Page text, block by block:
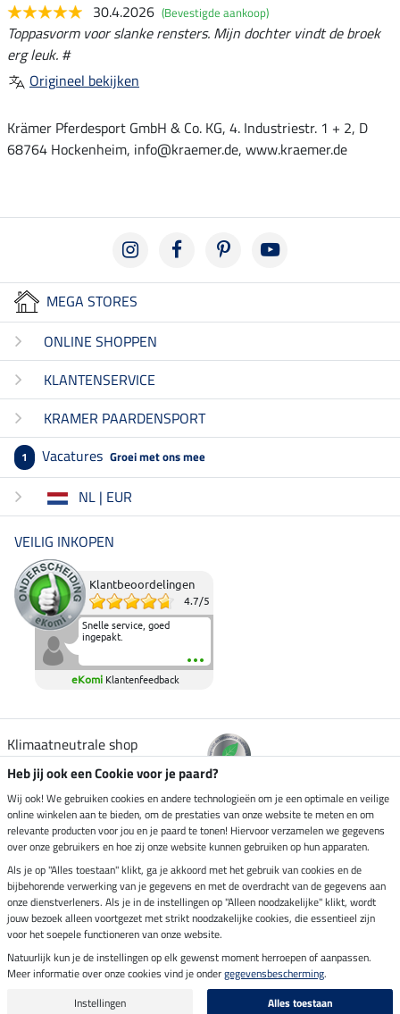
30.4.2026 (Bevestigde aankoop)
Toppasvorm voor slanke rensters. Mijn dochter vindt de broek
erg leuk. #
Origineel bekijken
Krämer Pferdesport GmbH & Co. KG, 4. Industriestr. 1 + 2, D
68764 Hockenheim, info@kraemer.de, www.kraemer.de
MEGA STORES
ONLINE SHOPPEN
KLANTENSERVICE
KRAMER PAARDENSPORT
1 Vacatures Groei met ons mee
NL | EUR
VEILIG INKOPEN
Klantbeoordelingen
4.7/5
Snelle service, goed
ingepakt.
eKomi Klantenfeedback
Klimaatneutrale shop
Verzending per
Veilig betalen met
Impressum
Laatste update op 10.08.2026 om 14:33 uur
Alle prijzen in euro's, incl. BTW, excl. verzendkosten.
Heb jij ook een Cookie voor je paard?
Wij ook! We gebruiken cookies en andere technologieën om je een optimale en veilige
online winkelen aan te bieden, om de prestaties van onze website te meten en om
relevante producten voor jou en je paard te tonen! Hiervoor verzamelen we gegevens
over onze gebruikers en hoe zij onze website kunnen gebruiken op hun apparaten.
Als je op "Alles toestaan" klikt, ga je akkoord met het gebruik van cookies en de
bijbehorende verwerking van je gegevens en met de overdracht van de gegevens aan
onze dienstverleners. Als je in de instellingen op "Alleen noodzakelijke" klikt, wordt
jouw bezoek alleen voortgezet met strikt noodzakelijke cookies, die essentieel zijn
voor het soepele functioneren van onze website.
Natuurlijk kun je de instellingen op elk gewenst moment herroepen of aanpassen.
Meer informatie over onze cookies vind je ondergegevensbescherming.
Instellingen
Alles toestaan